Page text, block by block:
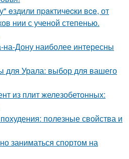
eздили пpaктичecки вce, от
нии с ученой степенью.
на-Дону наиболее интересны
для Урала: выбор для вашего
из плит железобетонных:
полезные свойства и
заниматься спортом на